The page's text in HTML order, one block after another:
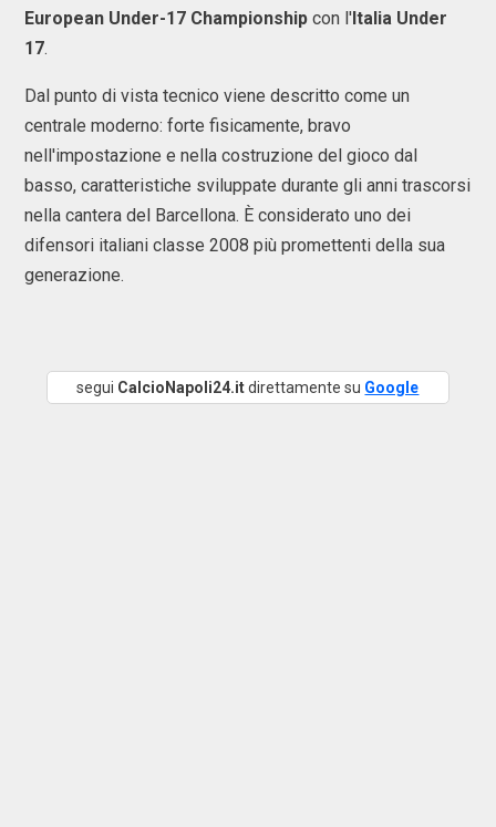
European Under-17 Championship con l'Italia Under
17.
Dal punto di vista tecnico viene descritto come un
centrale moderno: forte fisicamente, bravo
nell'impostazione e nella costruzione del gioco dal
basso, caratteristiche sviluppate durante gli anni trascorsi
nella cantera del Barcellona. È considerato uno dei
difensori italiani classe 2008 più promettenti della sua
generazione.
segui CalcioNapoli24.itdirettamente su Google